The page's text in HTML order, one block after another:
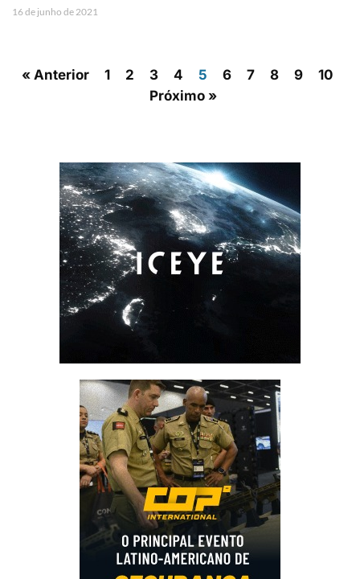
16 de junho de 2021
« Anterior 1 2 3 4 5 6 7 8 9
10
Próximo »